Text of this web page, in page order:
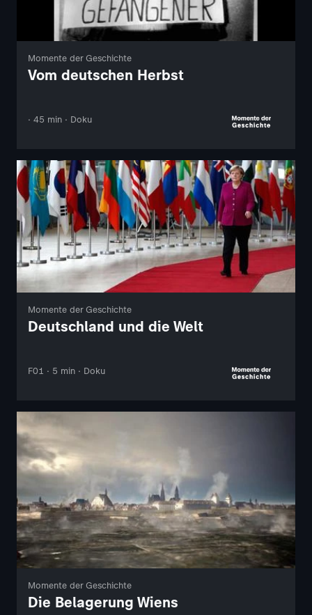
Momente der Geschichte
Vom deutschen Herbst
· 45 min · Doku
Momente der Geschichte
Deutschland und die Welt
F01 · 5 min · Doku
Momente der Geschichte
Die Belagerung Wiens